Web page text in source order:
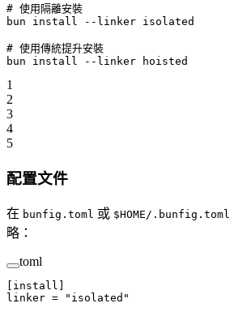
# 使用隔離安裝
bun install --linker isolated
# 使用傳統提升安裝
bun install --linker hoisted
1
2
3
4
5
配置文件
在 bunfig.toml 或 $HOME/.bunfig.toml
略：
toml
install
linker =
"isolated"